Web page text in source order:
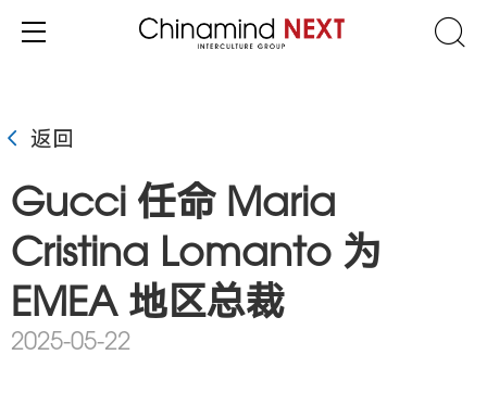
返回
Gucci 任命 Maria
Cristina Lomanto 为
EMEA 地区总裁
2025-05-22